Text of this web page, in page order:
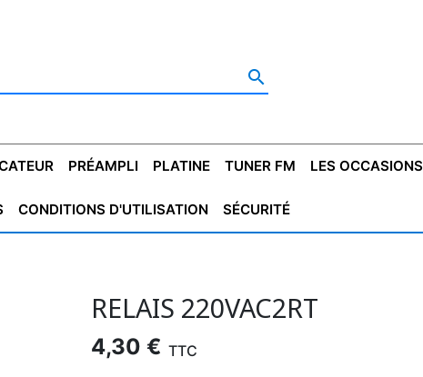

DE SORTIE
PRÉAMPLI PLATINE TUNER FM LES OCCASIONS
CONDITIONS D'UTILISATION SÉCURITÉ
RELAIS 220VAC2RT
4,30 € TTC